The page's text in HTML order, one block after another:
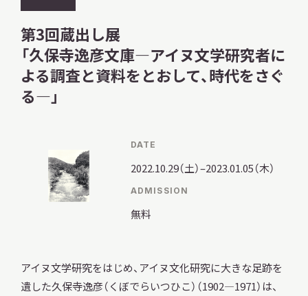
展示
おうちミュージアム
地域連携
イベント
終
了
第3回蔵出し展
「久保寺逸彦文庫―アイヌ文学研究者に
よる調査と資料をとおして、時代をさぐ
る―」
DATE
2022.10.29（土）–2023.01.05（木）
ADMISSION
無料
アイヌ文学研究をはじめ、アイヌ文化研究に大きな足跡を
遺した久保寺逸彦（くぼでらいつひこ）（1902―1971）は、